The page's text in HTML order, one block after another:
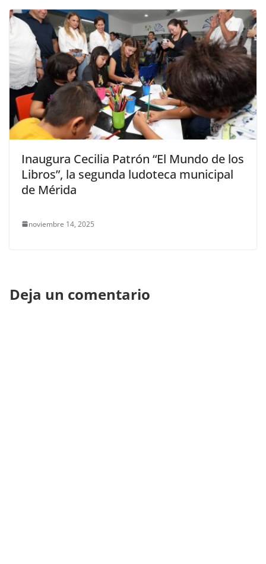
Inaugura Cecilia Patrón “El Mundo de los
Libros”, la segunda ludoteca municipal
de Mérida
noviembre 14, 2025
Deja un comentario